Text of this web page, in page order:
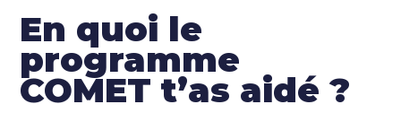
En quoi le
programme
COMET t’as aidé ?